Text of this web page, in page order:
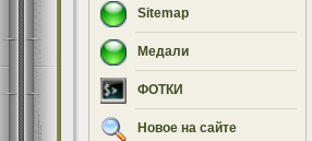
Sitemap
Медали
ФОТКИ
Новое на сайте